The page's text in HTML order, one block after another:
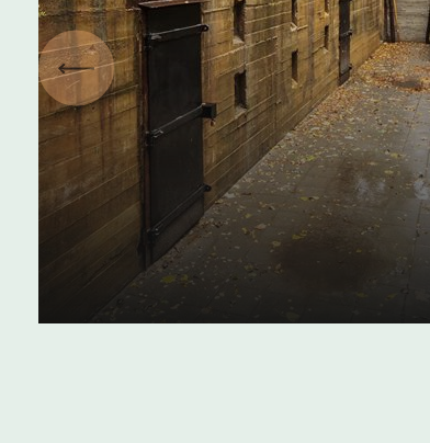
Fietsen langs de
Atlantikwall
Het hele jaar
Vorige